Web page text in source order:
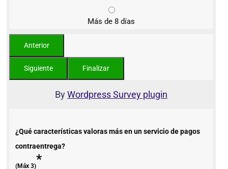
Más de 8 días
ByWordpress Survey plugin
¿Qué características valoras más en un servicio de pagos
contraentrega?
(Máx 3)*